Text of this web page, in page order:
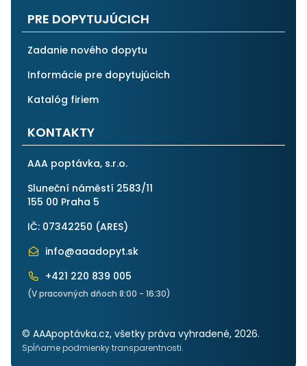
PRE DOPYTUJÚCICH
Zadanie nového dopytu
Informácie pre dopytujúcich
Katalóg firiem
KONTAKTY
AAA poptávka, s.r.o.
Sluneční náměstí 2583/11
155 00 Praha 5
IČ: 07342250 (ARES)
info@aaadopyt.sk
+421 220 839 005
(V pracovných dňoch 8:00 - 16:30)
© AAApoptávka.cz, všetky práva vyhradené, 2026.
Spĺňame podmienky transparentnosti.